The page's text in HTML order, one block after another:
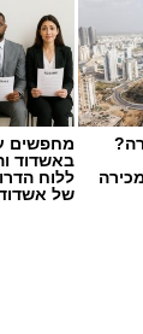
מחפשים
באשדוד
ללוח
של